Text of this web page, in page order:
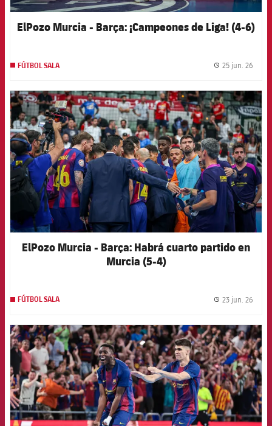
ElPozo Murcia - Barça: ¡Campeones de Liga! (4-6)
FÚTBOL SALA 25 jun. 26
FCB Barcelona badge
ElPozo Murcia - Barça: Habrá cuarto partido en
Murcia (5-4)
FÚTBOL SALA 23 jun. 26
FCB Barcelona badge